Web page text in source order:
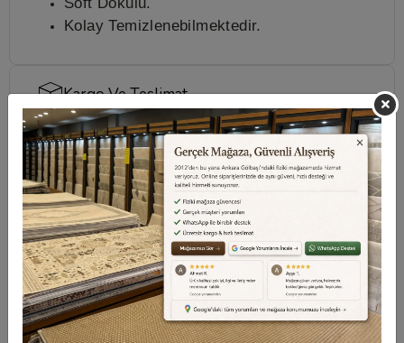
Kolay Temizlenebilmektedir.
Kargo Ve Teslimat
Sıkça Sorulan Sorular
Taksit Seçenekleri
Değerlendirmeler